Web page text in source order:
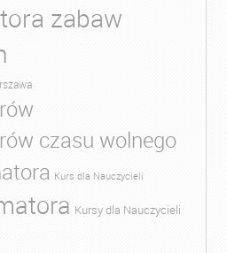
zabaw
czasu wolnego
Kurs dla Nauczycieli
Kursy dla Nauczycieli